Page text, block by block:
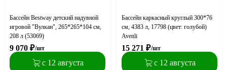
Бассейн Bestway детский надувной
игровой "Вулкан", 265*265*104 см,
208 л (53069)
9 070 ₽/шт
с 12 августа
Бассейн каркасный круглый 300*76
см, 4383 л, 17798 (цвет: голубой)
Avenli
15 271 ₽/шт
с 12 августа